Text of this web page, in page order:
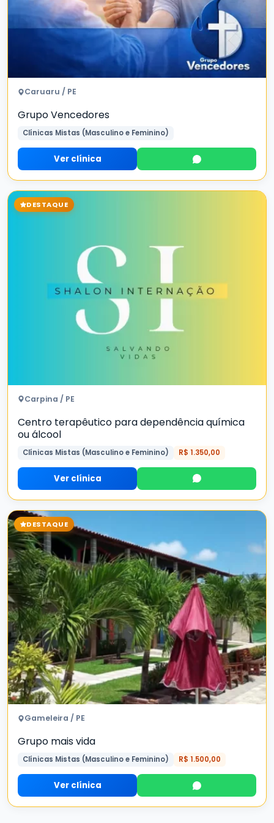
Caruaru / PE
Grupo Vencedores
Clínicas Mistas (Masculino e Feminino)
Ver clínica
DESTAQUE
Carpina / PE
Centro terapêutico para dependência química
ou álcool
Clínicas Mistas (Masculino e Feminino) R$ 1.350,00
Ver clínica
DESTAQUE
Gameleira / PE
Grupo mais vida
Clínicas Mistas (Masculino e Feminino) R$ 1.500,00
Ver clínica